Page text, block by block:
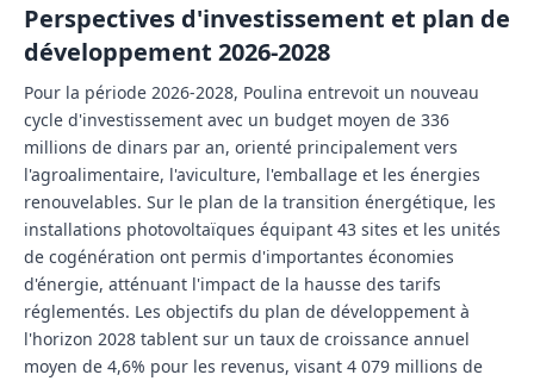
Perspectives d'investissement et plan de
développement 2026-2028
Pour la période 2026-2028, Poulina entrevoit un nouveau
cycle d'investissement avec un budget moyen de 336
millions de dinars par an, orienté principalement vers
l'agroalimentaire, l'aviculture, l'emballage et les énergies
renouvelables. Sur le plan de la transition énergétique, les
installations photovoltaïques équipant 43 sites et les unités
de cogénération ont permis d'importantes économies
d'énergie, atténuant l'impact de la hausse des tarifs
réglementés. Les objectifs du plan de développement à
l'horizon 2028 tablent sur un taux de croissance annuel
moyen de 4,6% pour les revenus, visant 4 079 millions de